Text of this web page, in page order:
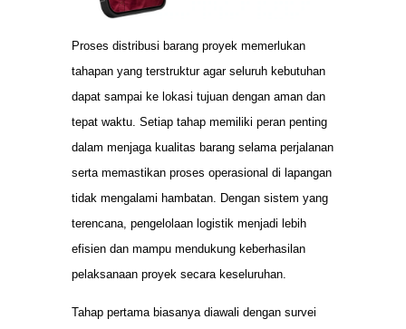
Proses distribusi barang proyek memerlukan
tahapan yang terstruktur agar seluruh kebutuhan
dapat sampai ke lokasi tujuan dengan aman dan
tepat waktu. Setiap tahap memiliki peran penting
dalam menjaga kualitas barang selama perjalanan
serta memastikan proses operasional di lapangan
tidak mengalami hambatan. Dengan sistem yang
terencana, pengelolaan logistik menjadi lebih
efisien dan mampu mendukung keberhasilan
pelaksanaan proyek secara keseluruhan.
Tahap pertama biasanya diawali dengan survei